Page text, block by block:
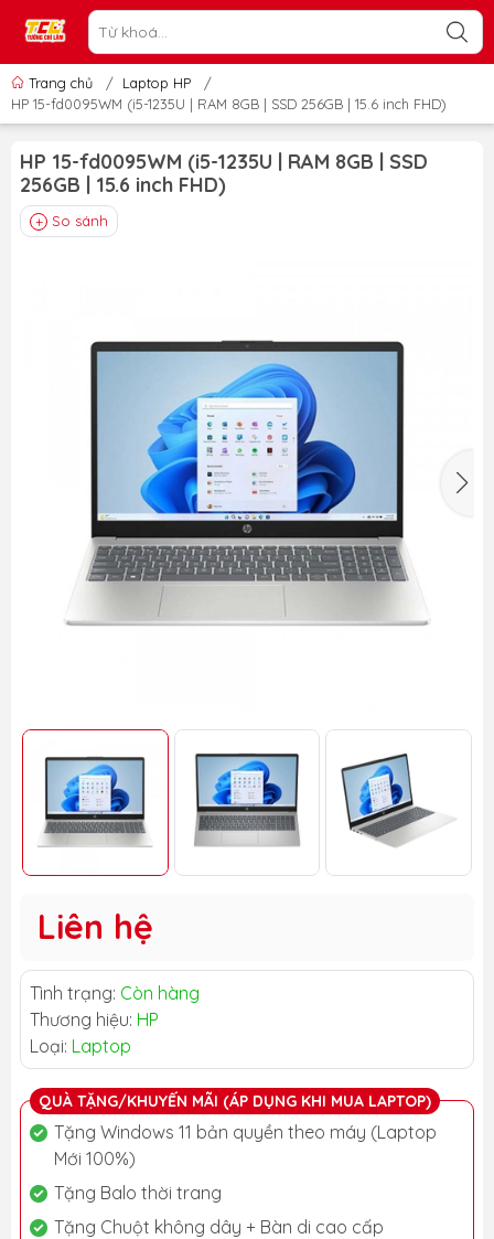
Trang chủ / Laptop HP
/
HP 15-fd0095WM (i5-1235U | RAM 8GB | SSD 256GB | 15.6 inch FHD)
HP 15-fd0095WM (i5-1235U | RAM 8GB | SSD
256GB | 15.6 inch FHD)
So sánh
Liên hệ
Tình trạng: Còn hàng
Thương hiệu: HP
Loại: Laptop
QUÀ TẶNG/KHUYẾN MÃI (ÁP DỤNG KHI MUA LAPTOP)
Tặng Windows 11 bản quyền theo máy (Laptop
Mới 100%)
Tặng Balo thời trang
Tặng Chuột không dây + Bàn di cao cấp